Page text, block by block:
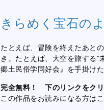
きらめく宝石の
たとえば、冒険を終えたあと
き。たとえば、大空を旅する
郷土民俗学同好会』を手掛け
完全無料！ 下のリンクをクリ
この作品をお読みになる方は